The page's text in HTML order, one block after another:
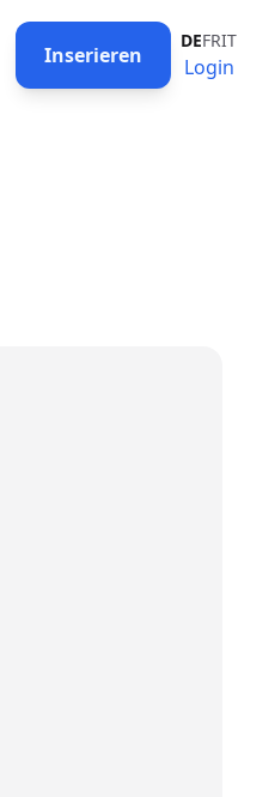
Inserieren
DEFRIT
Login